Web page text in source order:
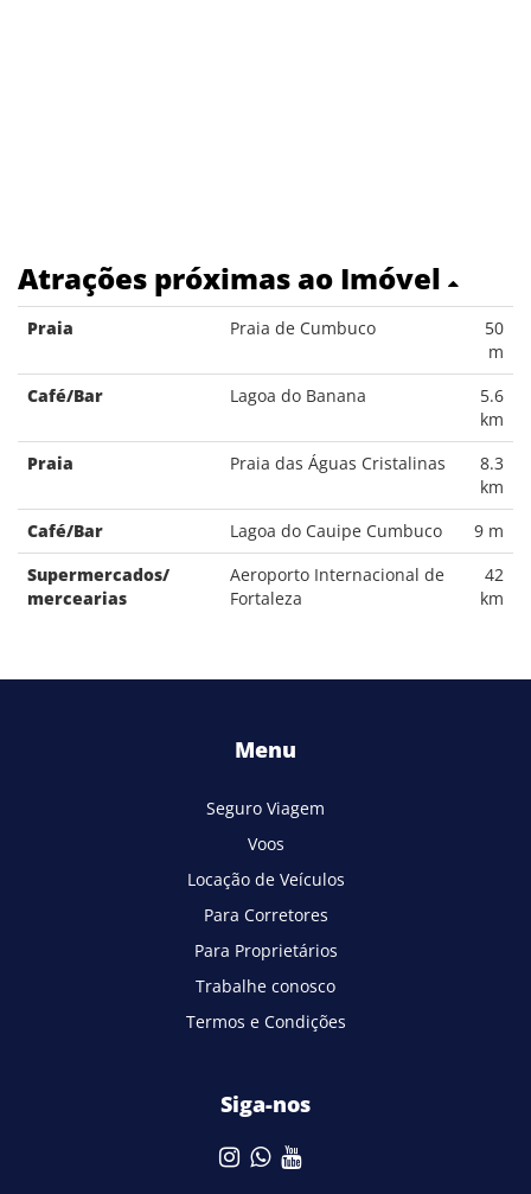
Atrações próximas ao Imóvel
Praia Praia de Cumbuco
50
m
Café/Bar
Lagoa do Banana
5.6
km
Praia
Praia das Águas Cristalinas
8.3
km
Café/Bar
Lagoa do Cauipe Cumbuco
9 m
Supermercados/
mercearias
Aeroporto Internacional de
Fortaleza
42
km
Menu
Seguro Viagem
Voos
Locação de Veículos
Para Corretores
Para Proprietários
Trabalhe conosco
Termos e Condições
Siga-nos